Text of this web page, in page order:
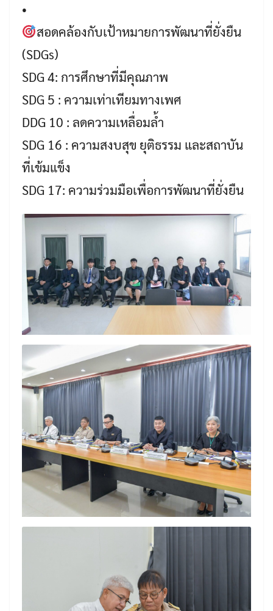
Search
•
สอดคล้องกับเป้าหมายการพัฒนาที่ยั่งยืน
(SDGs)
SDG 4: การศึกษาที่มีคุณภาพ
SDG 5 : ความเท่าเทียมทางเพศ
DDG 10 : ลดความเหลื่อมล้ำ
SDG 16 : ความสงบสุข ยุติธรรม และสถาบัน
ที่เข้มแข็ง
SDG 17: ความร่วมมือเพื่อการพัฒนาที่ยั่งยืน